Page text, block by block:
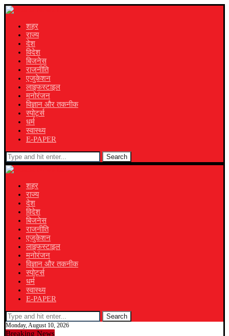
शहर
राज्य
देश
विदेश
बिजनेस
राजनीति
एजुकेशन
लाइफस्टाइल
मनोरंजन
विज्ञान और तकनीक
स्पोर्ट्स
धर्म
स्वास्थ्य
E-PAPER
Search
शहर
राज्य
देश
विदेश
बिजनेस
राजनीति
एजुकेशन
लाइफस्टाइल
मनोरंजन
विज्ञान और तकनीक
स्पोर्ट्स
धर्म
स्वास्थ्य
E-PAPER
Search
Monday, August 10, 2026
Breaking News